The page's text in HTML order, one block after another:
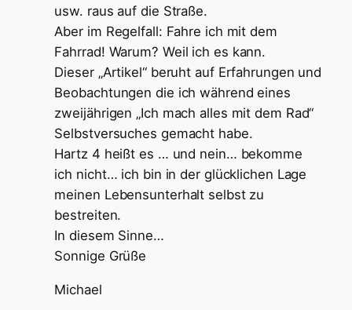
usw. raus auf die Straße.
Aber im Regelfall: Fahre ich mit dem
Fahrrad! Warum? Weil ich es kann.
Dieser „Artikel“ beruht auf Erfahrungen und
Beobachtungen die ich während eines
zweijährigen „Ich mach alles mit dem Rad“
Selbstversuches gemacht habe.
Hartz 4 heißt es … und nein… bekomme
ich nicht… ich bin in der glücklichen Lage
meinen Lebensunterhalt selbst zu
bestreiten.
In diesem Sinne…
Sonnige Grüße
Michael